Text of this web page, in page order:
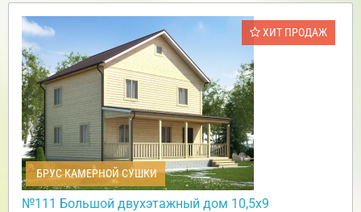
ХИТ ПРОДАЖ
БРУС КАМЕРНОЙ СУШКИ
№111 Большой двухэтажный дом 10,5х9